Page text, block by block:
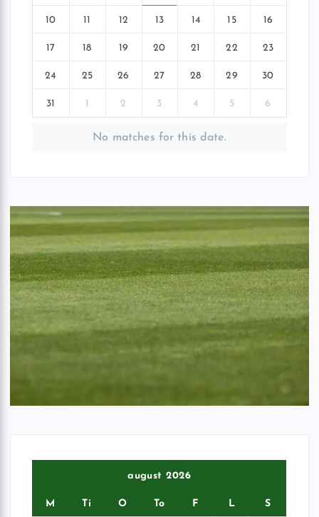
10 11 12 13 14 15 16
17 18 19 20 21 22 23
24 25 26 27 28 29 30
31 1 2 3 4 5 6
No matches for this date.
august 2026
M Ti O To F L S